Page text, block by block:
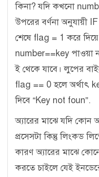
কিনা? যদি কখনো
উপরের বর্ণনা অনুযায়ী
শেষে flag = 1 করে
number==key পাওয়া
ই থেকে যাবে। লুপের
flag == 0 হলে অর্থাৎ
দিবে “Key not foun”.
অ্যারের মাঝে যদি
প্রসেসটা কিন্তু লিংকড
কারণ অ্যারের মাঝে
করতে চাইলে যেই